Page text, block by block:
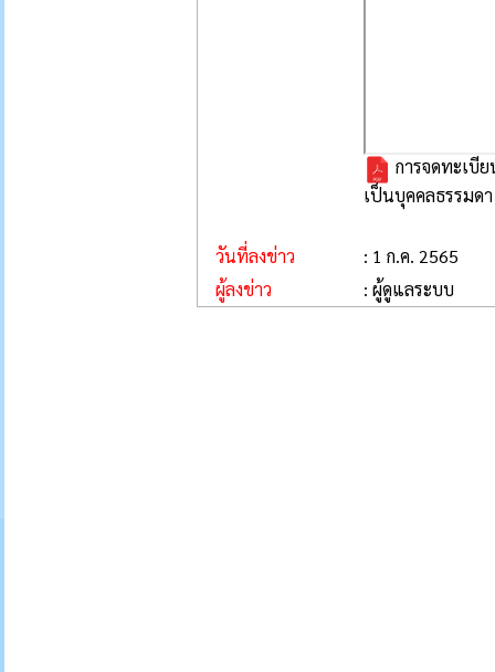
การจดทะเบี
เป็นบุคคลธรรมดา
วันที่ลงข่าว
: 1 ก.ค. 2565
ผู้ลงข่าว
: ผู้ดูแลระบบ